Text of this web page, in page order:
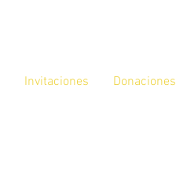
Invitaciones Donaciones